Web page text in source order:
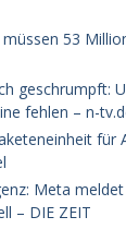
53
geschrumpft:
fehlen – n-
für
Meta
– DIE ZEIT